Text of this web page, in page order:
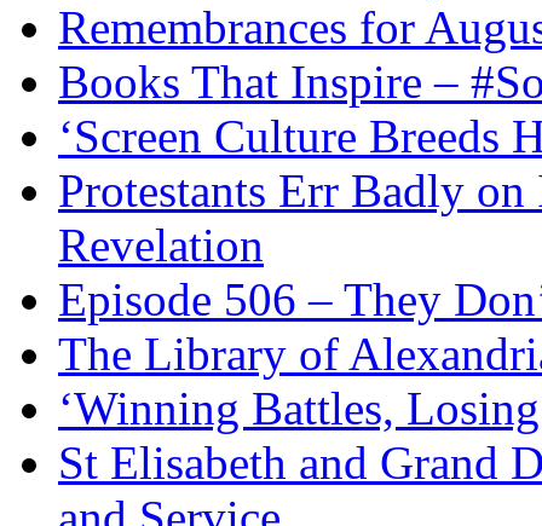
Remembrances for
Books That Inspire –
‘Screen Culture Breeds
Protestants Err Badly
Revelation
Episode 506 – They
The Library of
‘Winning Battles, Losing
St Elisabeth and Grand